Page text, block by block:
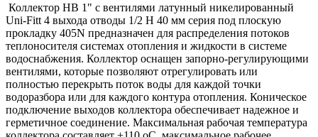
Коллектор HB 1" с вентилями латунный никелированный
Uni-Fitt 4 выхода отводы 1/2 H 40 мм серия под плоскую
прокладку 405N предназначен для распределения потоков
теплоносителя системах отопления и жидкости в системе
водоснабжения. Коллектор оснащен запорно-регулирующими
вентилями, которые позволяют отрегулировать или
полностью перекрыть поток воды для каждой точки
водоразбора или для каждого контура отопления. Коническое
подключение выходов коллектора обеспечивает надежное и
герметичное соединение. Максимальная рабочая температура